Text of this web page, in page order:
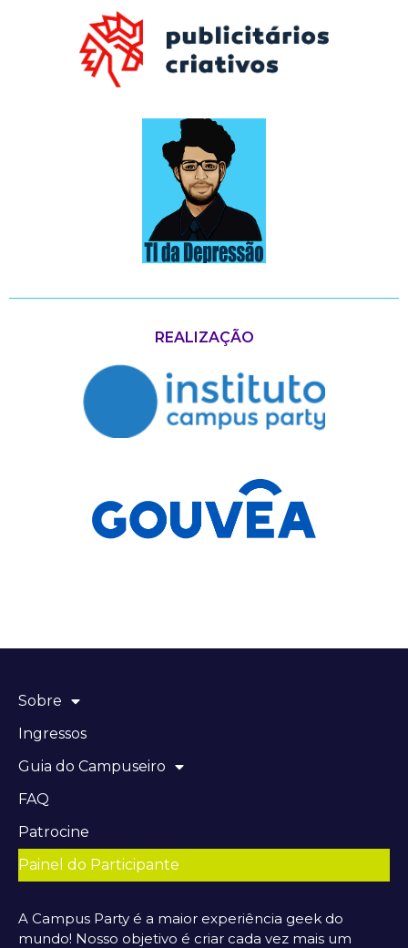
REALIZAÇÃO
Sobre
Ingressos
Guia do Campuseiro
FAQ
Patrocine
Painel do Participante
A Campus Party é a maior experiência geek do
mundo! Nosso objetivo é criar cada vez mais um